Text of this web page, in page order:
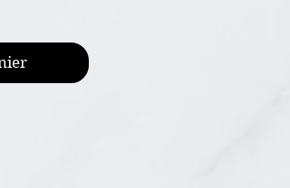
vernis
joint à